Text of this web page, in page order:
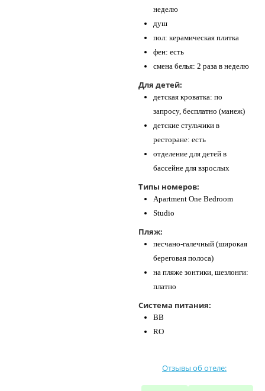
неделю
душ
пол: керамическая плитка
фен: есть
смена белья: 2 раза в неделю
Для детей:
детская кроватка: по
запросу, бесплатно (манеж)
детские стульчики в
ресторане: есть
отделение для детей в
бассейне для взрослых
Типы номеров:
Apartment One Bedroom
Studio
Пляж:
песчано-галечный (широкая
береговая полоса)
на пляже зонтики, шезлонги:
платно
Система питания:
BB
RO
Отзывы об отеле: